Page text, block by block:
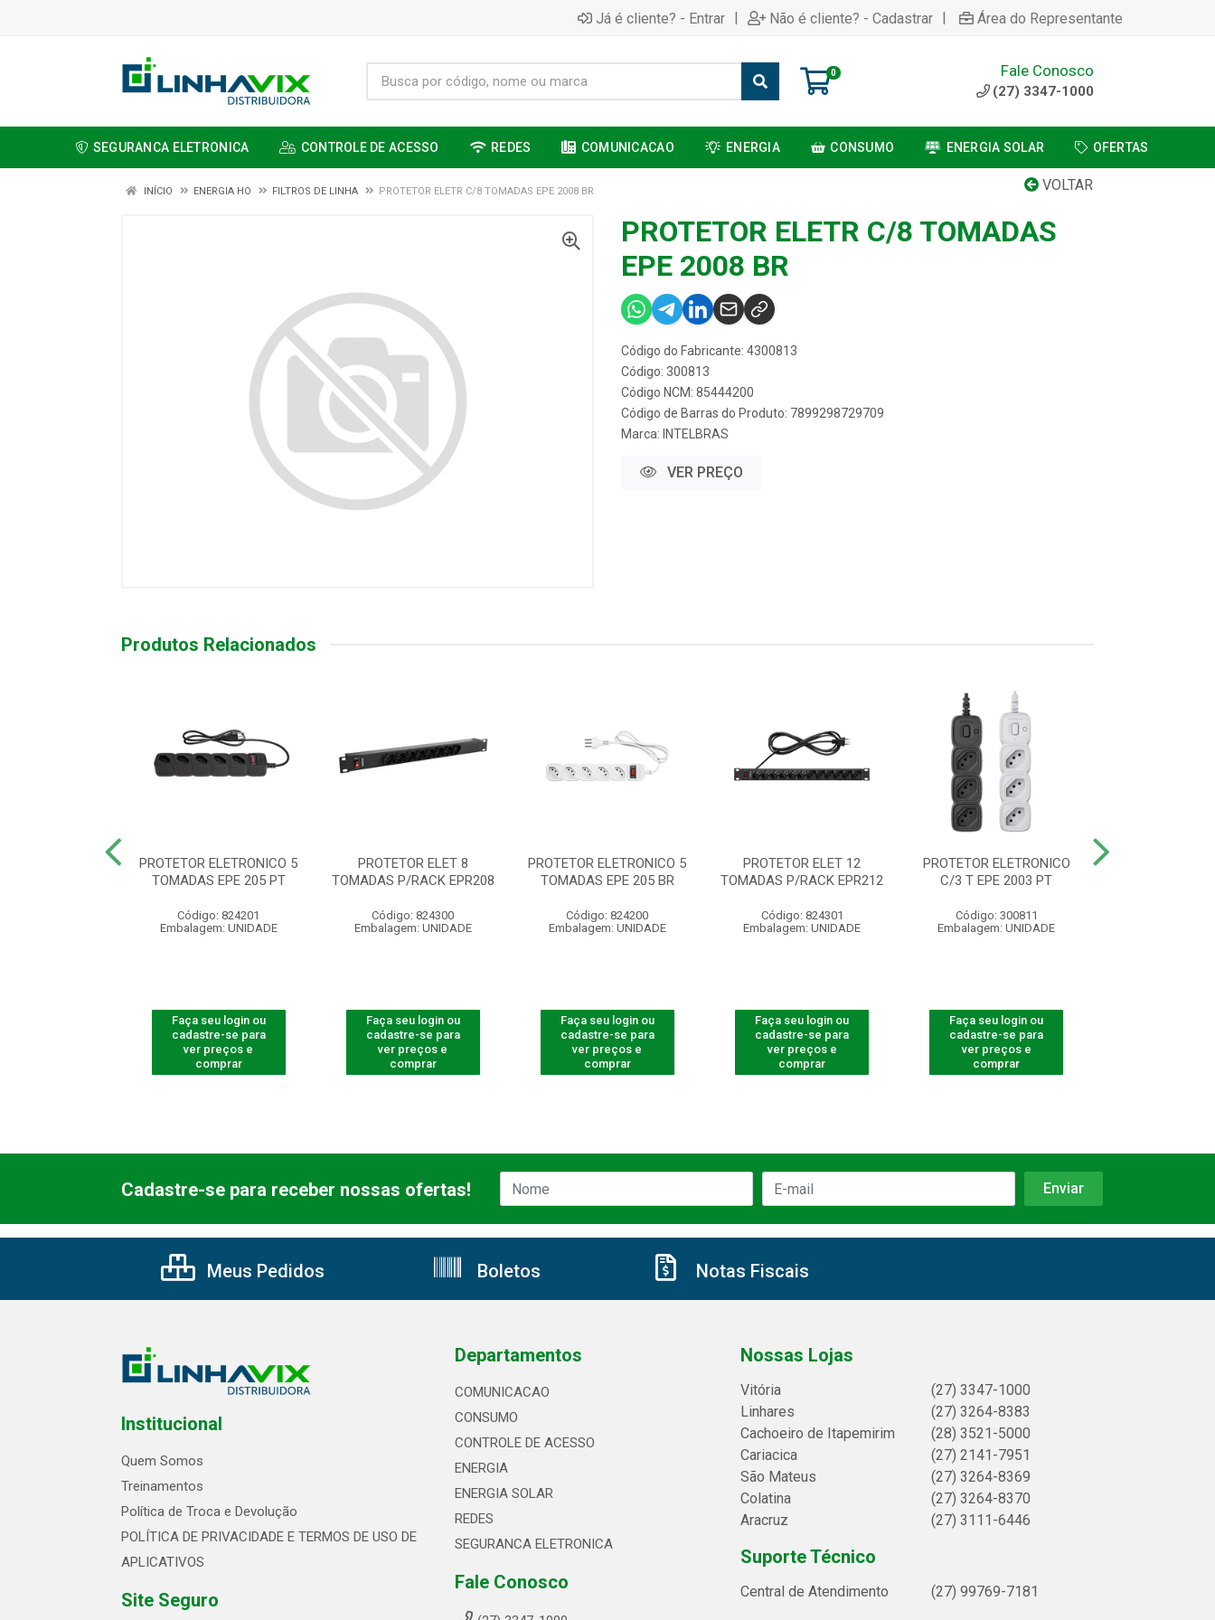
Já é cliente? - Entrar | Não é cliente? - Cadastrar | Área do Representante
0 Fale Conosco
(27) 3347-1000
SEGURANCA ELETRONICA CONTROLE DE ACESSO REDES COMUNICACAO ENERGIA CONSUMO ENERGIA SOLAR OFERTAS
VOLTAR
INÍCIO ENERGIA HO FILTROS DE LINHA PROTETOR ELETR C/8 TOMADAS EPE 2008 BR
PROTETOR ELETR C/8 TOMADAS
EPE 2008 BR
Código do Fabricante: 4300813
Código: 300813
Código NCM: 85444200
Código de Barras do Produto: 7899298729709
Marca: INTELBRAS
VER PREÇO
Produtos Relacionados
PROTETOR ELETRONICO 5
TOMADAS EPE 205 PT
Código: 824201
Embalagem: UNIDADE
Faça seu login ou
cadastre-se para
ver preços e
comprar
PROTETOR ELET 8
TOMADAS P/RACK EPR208
Código: 824300
Embalagem: UNIDADE
Faça seu login ou
cadastre-se para
ver preços e
comprar
PROTETOR ELETRONICO 5
TOMADAS EPE 205 BR
Código: 824200
Embalagem: UNIDADE
Faça seu login ou
cadastre-se para
ver preços e
comprar
PROTETOR ELET 12
TOMADAS P/RACK EPR212
Código: 824301
Embalagem: UNIDADE
Faça seu login ou
cadastre-se para
ver preços e
comprar
PROTETOR ELETRONICO
C/3 T EPE 2003 PT
Código: 300811
Embalagem: UNIDADE
Faça seu login ou
cadastre-se para
ver preços e
comprar
Cadastre-se para receber nossas ofertas!
Meus Pedidos Boletos Notas Fiscais
Institucional
Quem Somos
Treinamentos
Política de Troca e Devolução
POLÍTICA DE PRIVACIDADE E TERMOS DE USO DE
APLICATIVOS
Site Seguro
Departamentos
COMUNICACAO
CONSUMO
CONTROLE DE ACESSO
ENERGIA
ENERGIA SOLAR
REDES
SEGURANCA ELETRONICA
Fale Conosco
Nossas Lojas
Vitória
(27) 3347-1000
Linhares
(27) 3264-8383
Cachoeiro de Itapemirim
(28) 3521-5000
Cariacica
(27) 2141-7951
São Mateus
(27) 3264-8369
Colatina
(27) 3264-8370
Aracruz
(27) 3111-6446
Suporte Técnico
Central de Atendimento (27) 99769-7181